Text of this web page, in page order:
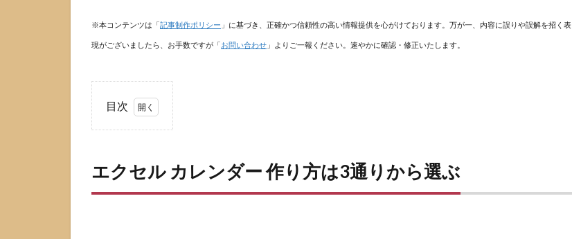
※本コンテンツは「記事制作ポリシー 」に基づき、正確かつ信頼性の高い情報提供を心がけております。万が一、内容に誤りや誤解を招く表
現がございましたら、お手数ですが「お問い合わせ 」よりご一報ください。速やかに確認・修正いたします。
目次
セ
エクセル カレンダー 作り方は3通りから選ぶ